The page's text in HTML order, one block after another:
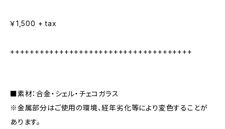
￥1,500 + tax
+++++++++++++++++++++++++++++++++++++
■素材：合金・シェル・チェコガラス
※金属部分はご使用の環境、経年劣化等により変色することが
あります。